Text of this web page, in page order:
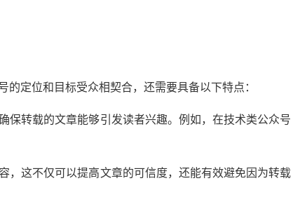
定位和目标受众相契合，还需要具备以下特点：
保转载的文章能够引发读者兴趣。例如，在技术类公众号
，这不仅可以提高文章的可信度，还能有效避免因为转载